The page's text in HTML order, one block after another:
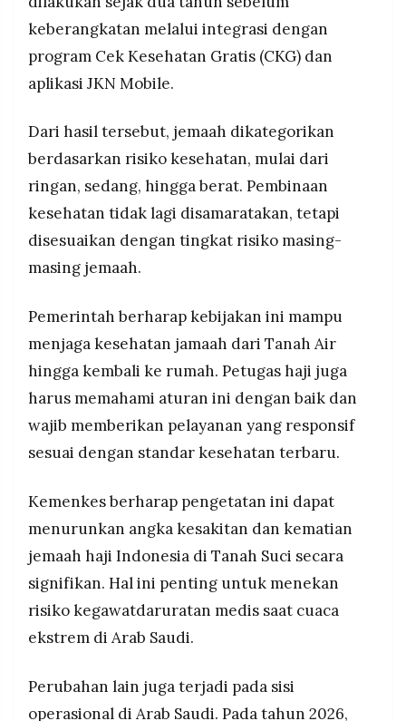
keberangkatan melalui integrasi dengan
program Cek Kesehatan Gratis (CKG) dan
aplikasi JKN Mobile.
Dari hasil tersebut, jemaah dikategorikan
berdasarkan risiko kesehatan, mulai dari
ringan, sedang, hingga berat. Pembinaan
kesehatan tidak lagi disamaratakan, tetapi
disesuaikan dengan tingkat risiko masing-
masing jemaah.
Pemerintah berharap kebijakan ini mampu
menjaga kesehatan jamaah dari Tanah Air
hingga kembali ke rumah. Petugas haji juga
harus memahami aturan ini dengan baik dan
wajib memberikan pelayanan yang responsif
sesuai dengan standar kesehatan terbaru.
Kemenkes berharap pengetatan ini dapat
menurunkan angka kesakitan dan kematian
jemaah haji Indonesia di Tanah Suci secara
signifikan. Hal ini penting untuk menekan
risiko kegawatdaruratan medis saat cuaca
ekstrem di Arab Saudi.
Perubahan lain juga terjadi pada sisi
operasional di Arab Saudi. Pada tahun 2026,